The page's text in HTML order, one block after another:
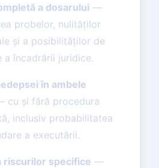
a dosarului —
probelor, nulităților
și a posibilităților de
a încadrării juridice.
în ambele
cu și fără procedura
inclusiv probabilitatea
a executării.
riscurilor specifice —